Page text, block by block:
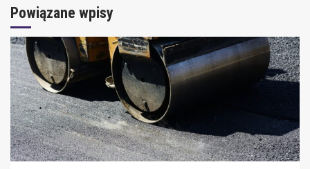
Powiązane wpisy